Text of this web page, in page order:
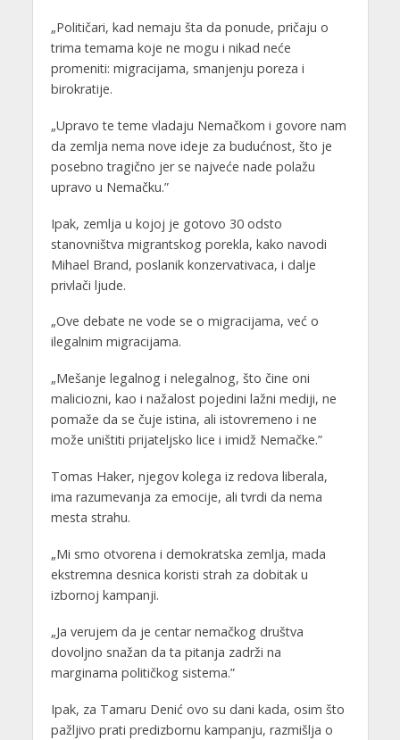
„Političari, kad nemaju šta da ponude, pričaju o
trima temama koje ne mogu i nikad neće
promeniti: migracijama, smanjenju poreza i
birokratije.
„Upravo te teme vladaju Nemačkom i govore nam
da zemlja nema nove ideje za budućnost, što je
posebno tragično jer se najveće nade polažu
upravo u Nemačku.”
Ipak, zemlja u kojoj je gotovo 30 odsto
stanovništva migrantskog porekla, kako navodi
Mihael Brand, poslanik konzervativaca, i dalje
privlači ljude.
„Ove debate ne vode se o migracijama, već o
ilegalnim migracijama.
„Mešanje legalnog i nelegalnog, što čine oni
maliciozni, kao i nažalost pojedini lažni mediji, ne
pomaže da se čuje istina, ali istovremeno i ne
može uništiti prijateljsko lice i imidž Nemačke.”
Tomas Haker, njegov kolega iz redova liberala,
ima razumevanja za emocije, ali tvrdi da nema
mesta strahu.
„Mi smo otvorena i demokratska zemlja, mada
ekstremna desnica koristi strah za dobitak u
izbornoj kampanji.
„Ja verujem da je centar nemačkog društva
dovoljno snažan da ta pitanja zadrži na
marginama političkog sistema.”
Ipak, za Tamaru Denić ovo su dani kada, osim što
pažljivo prati predizbornu kampanju, razmišlja o